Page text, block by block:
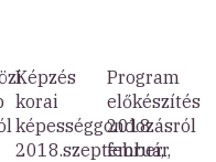
Képzés
korai
képességgondozásról
2018.szeptember,
Program
előkészítés
2018.
február,